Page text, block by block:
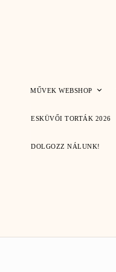
MŰVEK WEBSHOP
ESKÜVŐI TORTÁK 2026
DOLGOZZ NÁLUNK!